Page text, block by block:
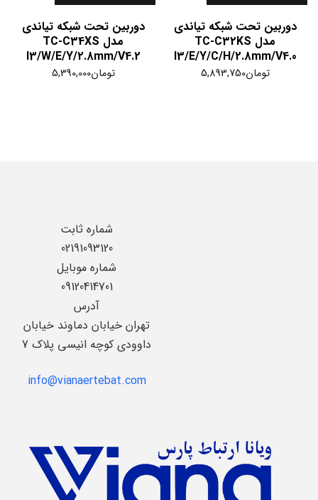
دوربین تحت شبکه تیاندی
مدل TC-C32KS
I3/E/Y/C/H/2.8mm/V4.0
تومان5,893,750
دوربین تحت شبکه تیاندی
مدل TC-C34XS
I3/W/E/Y/2.8mm/V4.2
تومان5,390,000
شماره ثابت
02191093120
شماره موبایل
09120414701
آدرس
تهران خیابان دماوند خیابان
داوودی کوچه انیسی پلاک 7
info@vianaertebat.com